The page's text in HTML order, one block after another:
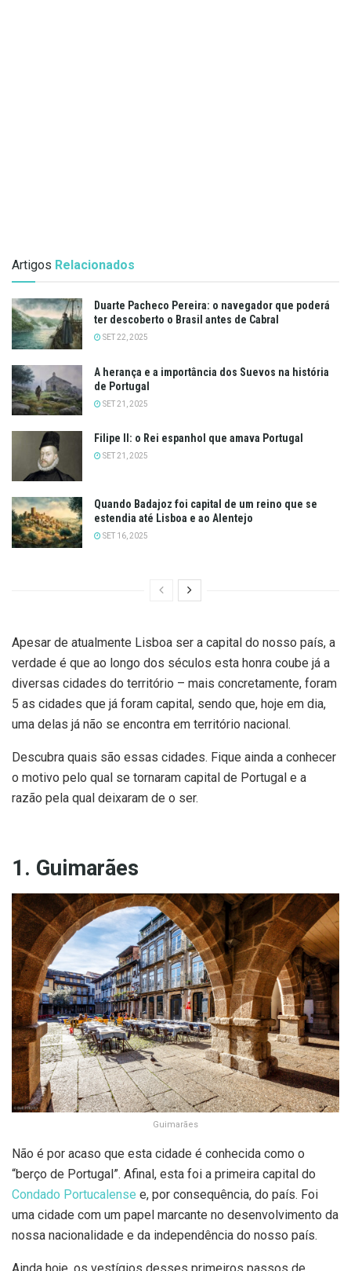
Artigos Relacionados
Duarte Pacheco Pereira: o navegador que poderá
ter descoberto o Brasil antes de Cabral
SET 22, 2025
A herança e a importância dos Suevos na história
de Portugal
SET 21, 2025
Filipe II: o Rei espanhol que amava Portugal
SET 21, 2025
Quando Badajoz foi capital de um reino que se
estendia até Lisboa e ao Alentejo
SET 16, 2025
Apesar de atualmente Lisboa ser a capital do nosso país, a
verdade é que ao longo dos séculos esta honra coube já a
diversas cidades do território – mais concretamente, foram
5 as cidades que já foram capital, sendo que, hoje em dia,
uma delas já não se encontra em território nacional.
Descubra quais são essas cidades. Fique ainda a conhecer
o motivo pelo qual se tornaram capital de Portugal e a
razão pela qual deixaram de o ser.
1. Guimarães
Guimarães
Não é por acaso que esta cidade é conhecida como o
“berço de Portugal”. Afinal, esta foi a primeira capital do
Condado Portucalense e, por consequência, do país. Foi
uma cidade com um papel marcante no desenvolvimento da
nossa nacionalidade e da independência do nosso país.